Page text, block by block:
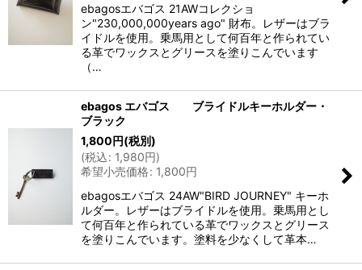
ebagosエバゴス 21AWコレクショ
ン"230,000,000years ago" 財布。レザーはブラ
イドルを使用。乗馬用として何百年と作られてい
る革でワックスとグリースを塗りこんでいます
（…
ebagos エバゴス ブライドルキーホルダー・
ブラック
1,800円(税別)
(税込: 1,980円)
希望小売価格: 1,800円
ebagosエバゴス 24AW"BIRD JOURNEY" キーホ
ルダー。レザーはブライドルを使用。乗馬用とし
て何百年と作られている革でワックスとグリース
を塗りこんでいます。塗料を少なくして革本…